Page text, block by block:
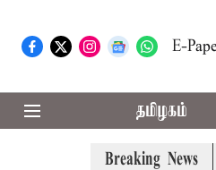
E-
தமிழகம்
Breaking News
முதல்-அமைச்சர் விஜய்